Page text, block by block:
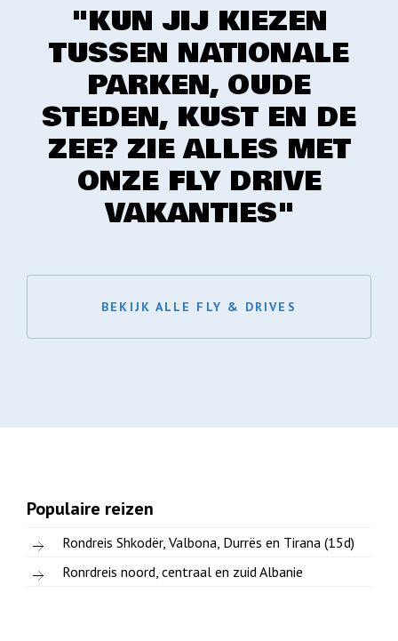
"KUN JIJ KIEZEN
TUSSEN NATIONALE
PARKEN, OUDE
STEDEN, KUST EN DE
ZEE? ZIE ALLES MET
ONZE FLY DRIVE
VAKANTIES"
BEKIJK ALLE FLY & DRIVES
Populaire reizen
Rondreis Shkodër, Valbona, Durrës en Tirana (15d)
Ronrdreis noord, centraal en zuid Albanie